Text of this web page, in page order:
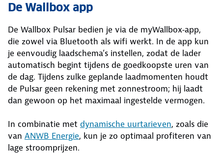
De Wallbox app
De Wallbox Pulsar bedien je via de myWallbox‑app,
die zowel via Bluetooth als wifi werkt. In de app kun
je eenvoudig laadschema’s instellen, zodat de lader
automatisch begint tijdens de goedkoopste uren van
de dag. Tijdens zulke geplande laadmomenten houdt
de Pulsar geen rekening met zonnestroom; hij laadt
dan gewoon op het maximaal ingestelde vermogen.
In combinatie met dynamische uurtarieven, zoals die
van ANWB Energie, kun je zo optimaal profiteren van
lage stroomprijzen.